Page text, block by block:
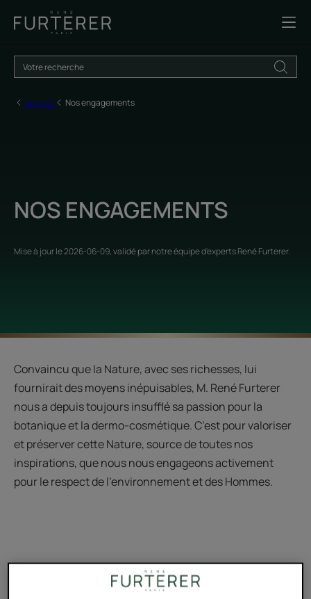
Accueil Nos engagements
NOS ENGAGEMENTS
Mise à jour le2026-06-09, validé parnotre équipe d'experts René Furterer.
Convaincu que la Nature, avec ses richesses, lui
fournirait des moyens inépuisables, M. René Furterer
nous a depuis toujours insufflé sa passion pour la
botanique et la dermo-cosmétique. C’est pour valoriser
et préserver cette Nature, source de toutes nos
inspirations, que nous nous engageons activement
pour le respect de l’environnement et des Hommes.
Notre philosophie